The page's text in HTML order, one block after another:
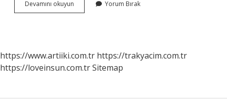
Devamını okuyun
Hangi
Yorum Bırak
https://www.artiiki.com.tr https://trakyacim.com.tr
https://loveinsun.com.trSitemap